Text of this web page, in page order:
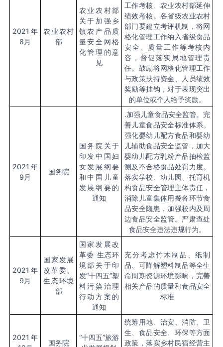
2021 年
8 月
农业农村
部
农业农村部
关于加强乡
镇农产品质
量安全网格
化管理的意
见
工作考核、农业农村部延伸
绩效考核。各省级农业农村
部门要建立考评机制，将网
格化管理工作纳入省级食品
安全、质量工作等考核内
容，督促落实属地管理责
任。鼓励将网格化管理工作
与政策扶持资金、人员绩效
奖励等挂钩，对于表现突出
的单位或个人给予奖励。
2021 年
9 月
国务院
国务院关于
印发中国妇
女发展纲要
和中国儿童
发展纲要的
通知
.加强儿童食品安全监管。完
善儿童食品安全标准体系。
强化婴幼儿配方食品和婴幼
儿辅助食品安全监管，加大
婴幼儿配方乳粉产品抽检监
测及不合格食品处罚力度。
落实学校、幼儿园、托育机
构食品安全管理主体责任，
消除儿童集体用餐各环节食
品安全隐患，加强校内及周
边食品安全监管。严肃查处
食品安全违法违规行为。
2021 年
9 月
国家发展
改革委、
生态环境
部
国家发展改
革委 生态环
境部关于印
发“十四五”塑
料污染治理
行动方案的
通知
充分考虑竹木制品、纸制
品、可降解塑料制品等全生
命周期资源环境影响，完善
相关产品的质量和食品安全
标准
2021 年
国务院
“十四五”旅游
统筹用地、治安、消防、卫
生、食品安全、环保等方面
政策，落实乡村民宿经营主